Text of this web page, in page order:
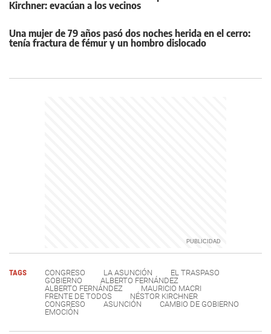
Kirchner: evacúan a los vecinos
Una mujer de 79 años pasó dos noches herida en el cerro:
tenía fractura de fémur y un hombro dislocado
TAGS CONGRESO LA ASUNCIÓN
EL TRASPASO
GOBIERNO
ALBERTO FERNÁNDEZ
ALBERTO FERNÁNDEZ
MAURICIO MACRI
FRENTE DE TODOS
NÉSTOR KIRCHNER
CONGRESO
ASUNCIÓN
CAMBIO DE GOBIERNO
EMOCIÓN